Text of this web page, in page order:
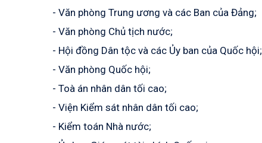
- Văn phòng Trung ương và các Ban của Đảng;
- Văn phòng Chủ tịch nước;
- Hội đồng Dân tộc và các Ủy ban của Quốc hội;
- Văn phòng Quốc hội;
- Toà án nhân dân tối cao;
- Viện Kiểm sát nhân dân tối cao;
- Kiểm toán Nhà nước;